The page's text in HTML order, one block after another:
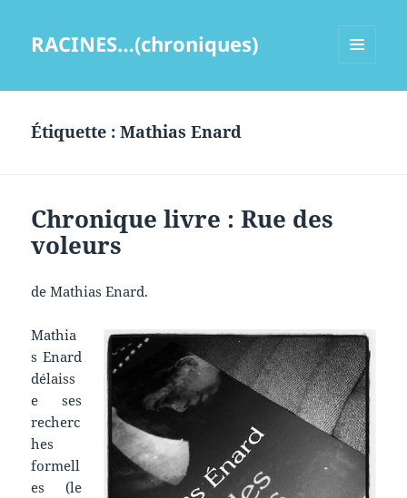
RACINES…(chroniques)
Étiquette :Mathias Enard
Chronique livre : Rue des
voleurs
de Mathias Enard.
Mathia
s Enard
délaiss
e ses
recherc
hes
formell
es (le